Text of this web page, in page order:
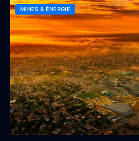
MINES & ÉNERGIE